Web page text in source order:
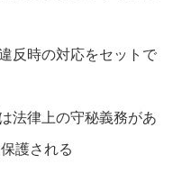
反時の対応をセットで
法律上の守秘義務があ
護される